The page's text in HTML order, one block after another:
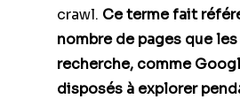
crawl. Ce terme fait
nombre de pages que
recherche, comme
disposés à explorer